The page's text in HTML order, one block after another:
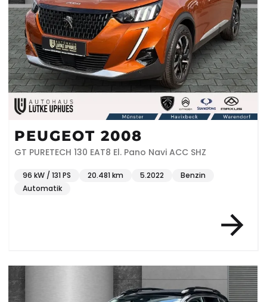
PEUGEOT 2008
GT PURETECH 130 EAT8 El. Pano Navi ACC SHZ
96 kW / 131 PS 20.481 km 5.2022
Benzin
Automatik